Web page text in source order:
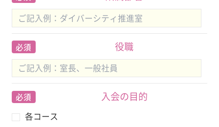
役職
必須
入会の目的
必須
各コース